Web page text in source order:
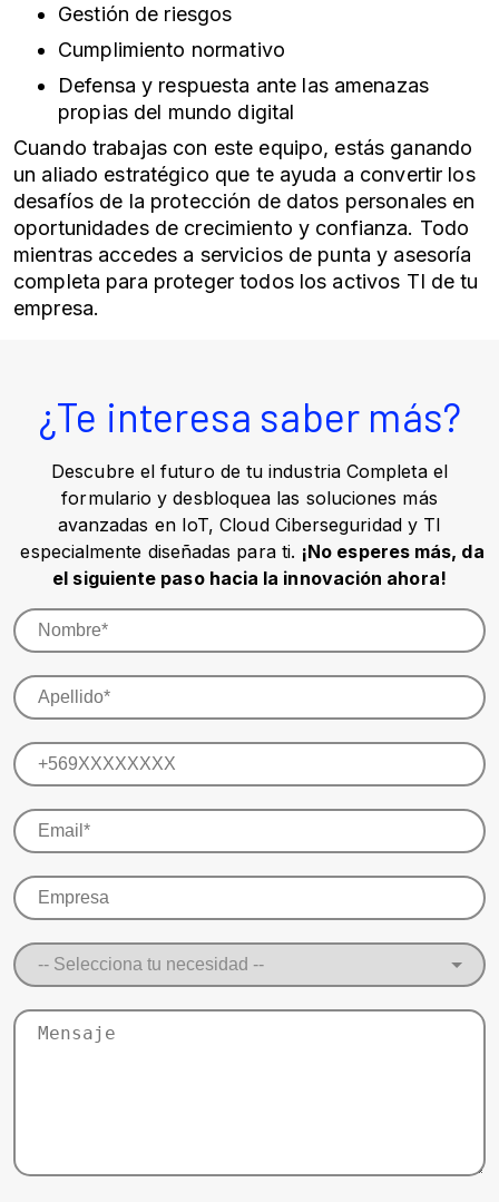
Gestión de riesgos
Cumplimiento normativo
Defensa y respuesta ante las amenazas
propias del mundo digital
Cuando trabajas con este equipo, estás ganando
un aliado estratégico que te ayuda a convertir los
desafíos de la protección de datos personales en
oportunidades de crecimiento y confianza. Todo
mientras accedes a servicios de punta y asesoría
completa para proteger todos los activos TI de tu
empresa.
¿Te interesa saber más?
Descubre el futuro de tu industria Completa el
formulario y desbloquea las soluciones más
avanzadas en IoT, Cloud Ciberseguridad y TI
especialmente diseñadas para ti. ¡No esperes más, da
el siguiente paso hacia la innovación ahora!